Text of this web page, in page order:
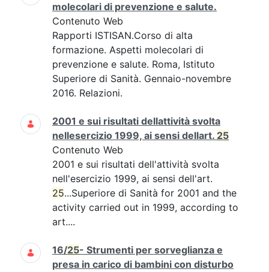
molecolari di prevenzione e salute.
Contenuto Web
Rapporti ISTISAN.Corso di alta
formazione. Aspetti molecolari di
prevenzione e salute. Roma, Istituto
Superiore di Sanità. Gennaio-novembre
2016. Relazioni.
2001 e sui risultati dellattività svolta
nellesercizio 1999, ai sensi dellart. 25
Contenuto Web
2001 e sui risultati dell'attività svolta
nell'esercizio 1999, ai sensi dell'art.
25...Superiore di Sanità for 2001 and the
activity carried out in 1999, according to
art....
16/25- Strumenti per sorveglianza e
presa in carico di bambini con disturbo